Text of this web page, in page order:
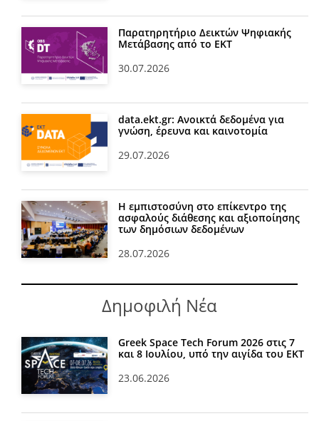
Παρατηρητήριο Δεικτών Ψηφιακής
Μετάβασης από το ΕΚΤ
30.07.2026
data.ekt.gr: Ανοικτά δεδομένα για
γνώση, έρευνα και καινοτομία
29.07.2026
Η εμπιστοσύνη στο επίκεντρο της
ασφαλούς διάθεσης και αξιοποίησης
των δημόσιων δεδομένων
28.07.2026
Δημοφιλή Νέα
Greek Space Tech Forum 2026 στις 7
και 8 Ιουλίου, υπό την αιγίδα του ΕΚΤ
23.06.2026